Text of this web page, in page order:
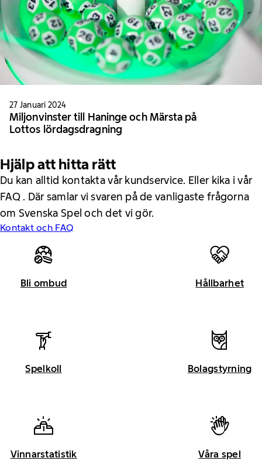
27 Januari 2024
Miljonvinster till Haninge och Märsta på
Lottos lördagsdragning
Hjälp att hitta rätt
Du kan alltid kontakta vår kundservice. Eller kika i vår
FAQ . Där samlar vi svaren på de vanligaste frågorna
om Svenska Spel och det vi gör.
Kontakt och FAQ
Bli ombud Hållbarhet
Spelkoll Bolagstyrning
Vinnarstatistik Våra spel